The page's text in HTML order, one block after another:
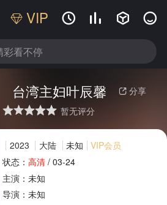
VIP    
 分享
台湾主妇叶辰馨
暂无评分
2023 大陆 未知
VIP会员
状态： 高清/ 03-24
主演： 未知
导演： 未知